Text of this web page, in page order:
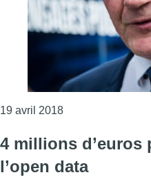
19 avril 2018Consulter l'article
4 millions
l’open data